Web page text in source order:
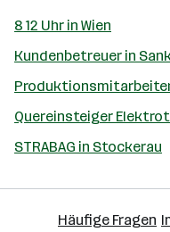
8 12 Uhr in Wien
Kundenbetreuer in
Quereinsteiger
STRABAG in Stockerau
Häufige Fragen